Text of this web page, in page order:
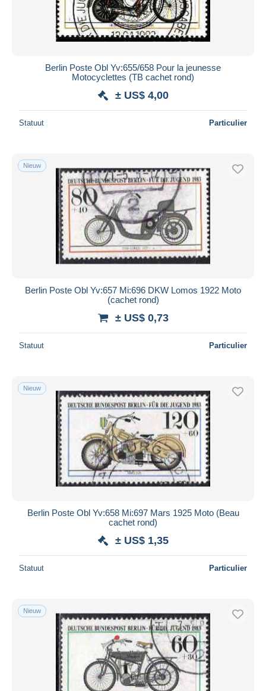
Berlin Poste Obl Yv:655/658 Pour la jeunesse
Motocyclettes (TB cachet rond)
± US$ 4,00
Statuut Particulier
Nieuw
Berlin Poste Obl Yv:657 Mi:696 DKW Lomos 1922 Moto
(cachet rond)
± US$ 0,73
Statuut Particulier
Nieuw
Berlin Poste Obl Yv:658 Mi:697 Mars 1925 Moto (Beau
cachet rond)
± US$ 1,35
Statuut Particulier
Nieuw